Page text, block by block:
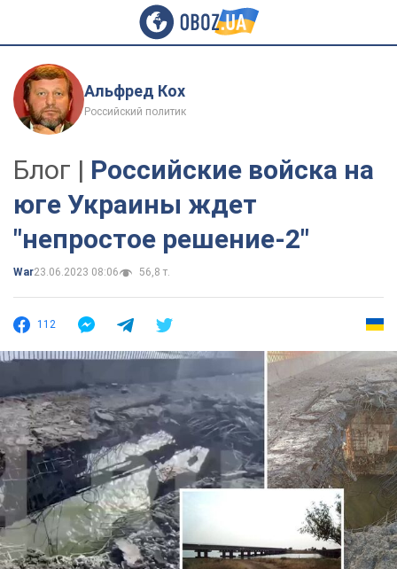
Альфред Кох
Российский политик
Блог | Российские войска на
юге Украины ждет
"непростое решение-2"
War23.06.2023 08:06 56,8 т.
112